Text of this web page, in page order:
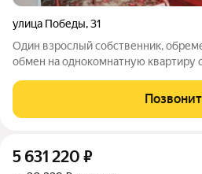
улица Победы,31
Один взрослый собственник,
обмен на однокомнатную квартиру
транспорт рядом, метро 10-15
непосредственной близости 3
5 631 220 ₽